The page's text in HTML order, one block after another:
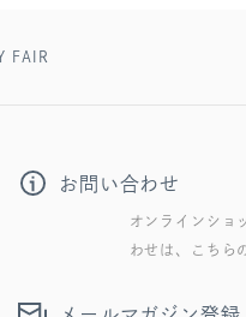
FAIR
お問い合わせ
オンラインショ
わせは、こちら